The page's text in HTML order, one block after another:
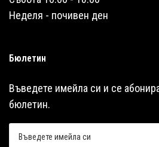
Неделя - почивен ден
Бюлетин
Въведете имейла си и се
бюлетин.